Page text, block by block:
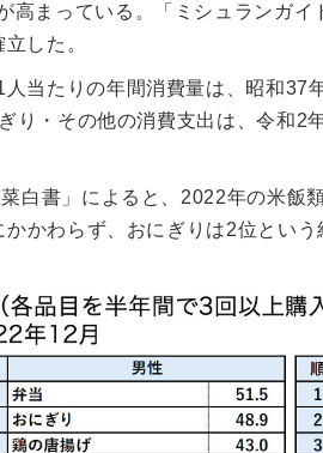
高まっている。「ミシュランガ
した。
人当たりの年間消費量は、昭和37
り・その他の消費支出は、令和2
白書」によると、2022年の米飯
かわらず、おにぎりは2位という